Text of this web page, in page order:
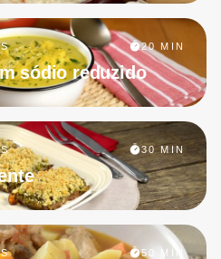
20 MIN
sódio reduzido
30 MIN
50 MIN